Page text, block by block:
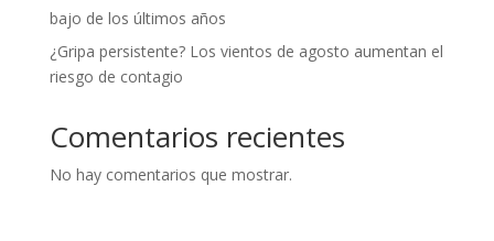
bajo de los últimos años
¿Gripa persistente? Los vientos de agosto aumentan el
riesgo de contagio
Comentarios recientes
No hay comentarios que mostrar.